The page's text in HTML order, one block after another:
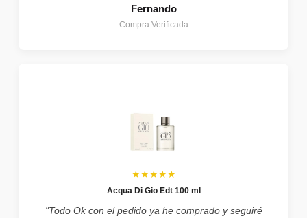
Fernando
Compra Verificada
★★★★★
Acqua Di Gio Edt 100 ml
"Todo Ok con el pedido ya he comprado y seguiré